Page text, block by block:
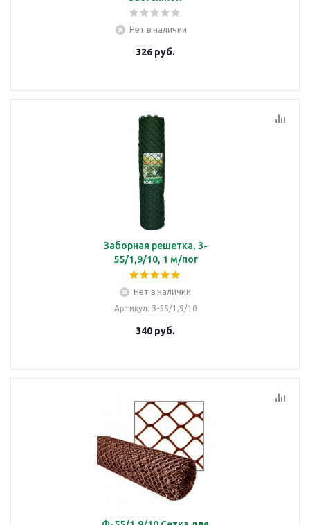
Нет в наличии
326 руб.
Заборная решетка, 3-
55/1,9/10, 1 м/пог
Нет в наличии
Артикул: З-55/1,9/10
340 руб.